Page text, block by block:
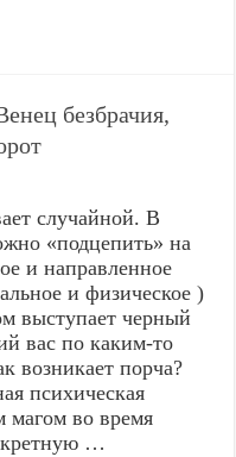
безбрачия,
случайной. В
«подцепить» на
и направленное
и физическое )
выступает черный
вас по каким-то
возникает порча?
психическая
магом во время
…